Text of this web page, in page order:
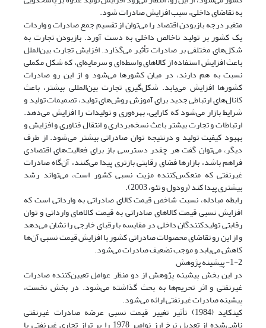
به تقاضای داخلی، سبب افزایش صادرات شود.
متغیر درجه باز‌بودن اقتصاد را می‌توان از تقسیم جمع صادرات و واردات
یک کشور بر تولید ناخالص داخلی به دست آورد. بازبودن تجارت به
شکل‌های مختلفی بر صادرات تأثیر می‌گذارد. افزایش تجارت بین‌الملل
باعث افزایش استفاده از کالاهای واسطه‌ای و سرمایه‌ای، که شکل مکملی
نسبت به هم دارند، در میان کشورها می‌شود و از این رو صادرات
کشورها افزایش می‌یابد. شکل‌گیری تجارت بین‌المللی بیشتر، باعث
کانال‌های ارتباطی جدید برای آموزش روش‌های تولید، تصمیمات تولید و
شرایط بازار می‌شود که کارایی، بهره‌وری و تولیدات را افزایش می‌دهد.
ارتباطات و تجارت بیشتر باعث نسخه‌برداری و انتقال فناوری و افزایش و
بهبود کیفیت تولید و درنتیجه توان صادراتی بیشتر می‌شود. از طرف
دیگر، می‌توان گفت هر چقدر دسترسی باز برای فعالیت‌های اقتصادی
فراهم باشد، بازارها فضای رقابتی بازتری پیدا می‌کنند، آن‌گاه صادرات
غیرنفتی که منعکس‌کننده مزیت نسبی کشور است، می‌تواند رشد
بیشتری پیدا کند (رودول و تئو، 2003).
رابطه مبادله، نسبت شاخص قیمت کالای صادراتی به وارداتی است که
افزایش نسبی قیمت کالاهای صادراتی به قیمت کالاهای وارداتی و توان
رقابتی تولیدکنندگان داخلی در مقایسه با رقبای خارجی را نشان می‌دهد
و از این رو تقاضای محصولات صادراتی کشور با افزایش قیمت نسبی آن‌ها
کاهش می‌یابد و موجب تضعیف صادرات می‌شود.
1-2- پیشینه پژوهش
در این بخش پیشینه پژوهش از دو منظر عوامل تعیین‌کننده صادرات
غیر‌نفتی و اثر تحریم‌ها به بحث گذاشته می‌شود. در بخش نخست،
پیشینه‌ صادرات غیرنفتی ارائه می‌شود.
کینکاید (1984) تأثیر تغییر قیمت نسبی عرضه صادرات غیرنفتی